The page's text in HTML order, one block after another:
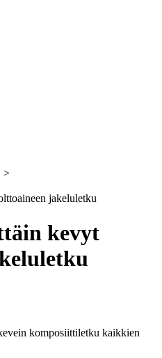
jakeluletku
kevyt
komposiittiletku kaikkien